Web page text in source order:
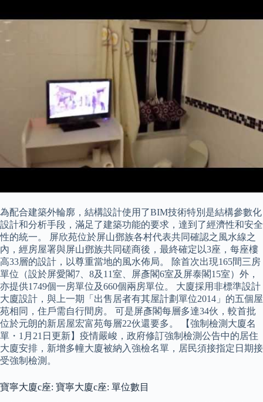
為配合建築外輪廓，結構設計使用了BIM技術特別是結構參數化
設計和分析手段，滿足了建築功能的要求，達到了經濟性和安全
性的統一。 屏欣苑位於屏山鄧族各村代表共同確認之風水線之
內，經房屋署與屏山鄧族共同磋商後，最終確定以3座，每座樓
高33層的設計，以尊重當地的風水佈局。 除首次出現165間三房
單位（設於屏愛閣7、8及11室、屏彥閣6室及屏泰閣15室）外，
亦提供1749個一房單位及660個兩房單位。 大廈採用非標準設計
大廈設計，與上一期「出售居者有其屋計劃單位2014」的五個屋
苑相同，住戶需自行間房。 可是屏彥閣每層多達34伙，較首批
位於元朗的新居屋宏富苑每層22伙還要多。 【強制檢測大廈名
單・1月21日更新】疫情嚴峻，政府修訂強制檢測公告中的居住
大廈安排，新增多幢大廈被納入強檢名單，居民須接指定日期接
受強制檢測。
寶寧大廈c座: 寶寧大廈c座: 單位數目